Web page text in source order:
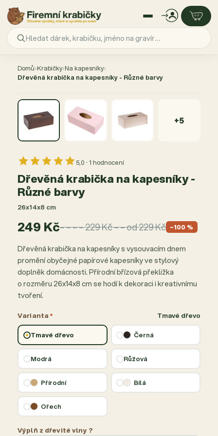
obsah
Domů›Krabičky›Na kapesníky›
Dřevěná krabička na kapesníky - Různé barvy
+5
5,0 · 1 hodnocení
Dřevěná krabička na kapesníky -
Různé barvy
26x14x8 cm
249 Kč– – – – 229 Kč – – od 229 Kč −100 %
Dřevěná krabička na kapesníky s vysouvacím dnem
promění obyčejné papírové kapesníky ve stylový
doplněk domácnosti. Přírodní břízová překližka
o rozměru 26x14x8 cm se hodí k dekoraci i kreativnímu
tvoření.
Varianta* Tmavé dřevo
Tmavé dřevo Černá
Modrá Růžová
Přírodní Bílá
Ořech
Výplň z dřevité vlny ?